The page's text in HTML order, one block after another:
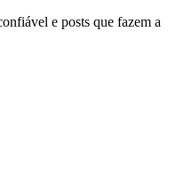
e posts que fazem a